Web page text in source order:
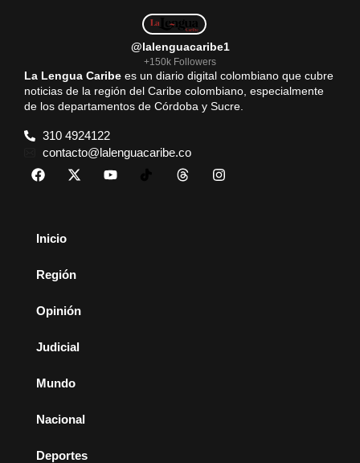
@lalenguacaribe1
+150k Followers
La Lengua Caribe es un diario digital colombiano que cubre
noticias de la región del Caribe colombiano, especialmente
de los departamentos de Córdoba y Sucre.
310 4924122
contacto@lalenguacaribe.co
Inicio
Región
Opinión
Judicial
Mundo
Nacional
Deportes